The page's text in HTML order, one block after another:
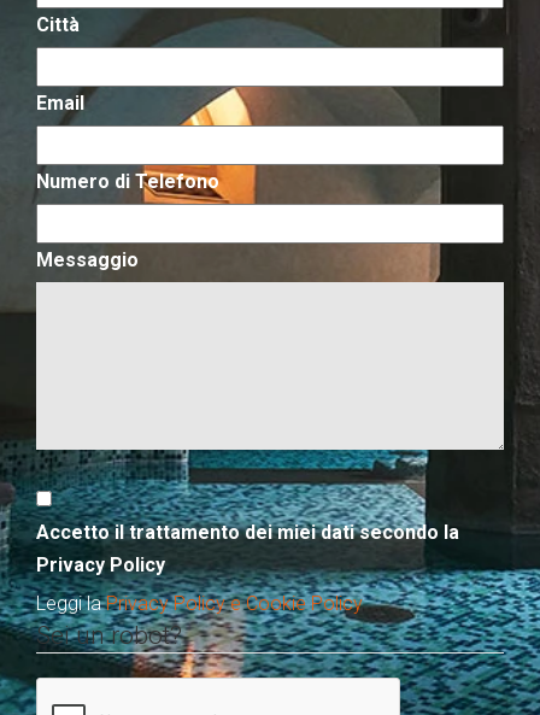
Città
Email
Numero di Telefono
Messaggio
Accetto il trattamento dei miei dati secondo la
Privacy Policy
Leggi laPrivacy Policy e Cookie Policy
Sei un robot?